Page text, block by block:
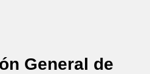
General de